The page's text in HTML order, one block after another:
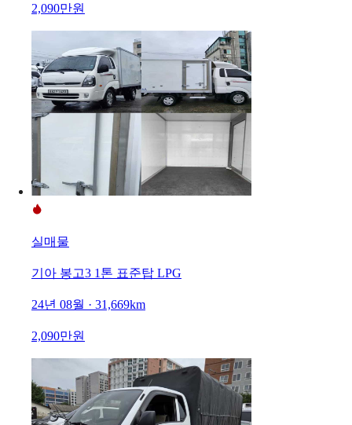
2,090만원
실매물
기아 봉고3 1톤 표준탑 LPG
24년 08월 · 31,669km
2,090만원